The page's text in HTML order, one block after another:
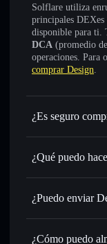
Solflare utiliza
principales DEXes
disponible para ti.
DCA (promedio
operaciones. Para
comprar Design.
¿Es seguro
Design no está
¿Qué puedo
Design
Intercambiar
de órdenes
Establecer
¿Puedo enviar
¿Cómo puedo